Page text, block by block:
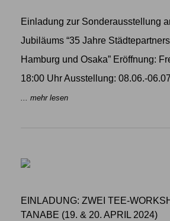
Einladung zur Sonderausstellung
Jubiläums “35 Jahre
Hamburg und Osaka” Eröffnung:
18:00 Uhr Ausstellung: 08.06.-
... mehr lesen
EINLADUNG: ZWEI TEE-
TANABE (19. & 20. APRIL 2024)